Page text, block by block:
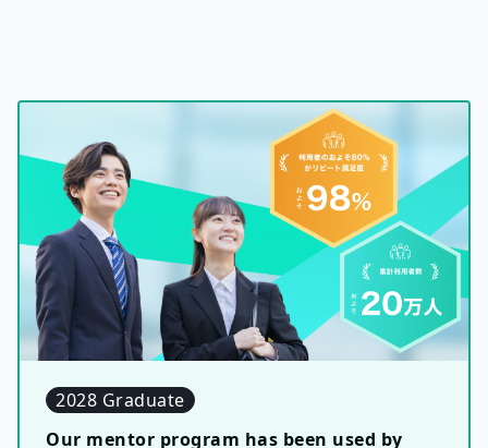
2028 Graduate
Our mentor program has been used by